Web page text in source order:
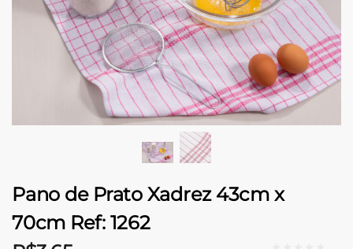
Pano de Prato Xadrez 43cm x
70cm Ref: 1262